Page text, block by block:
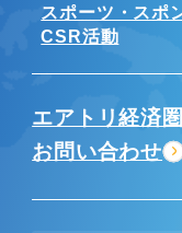
スポーツ・スポ
CSR活動
エアトリ経済圏
お問い合わせ